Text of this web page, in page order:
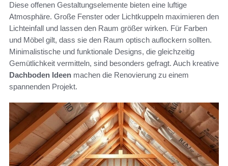
Diese offenen Gestaltungselemente bieten eine luftige
Atmosphäre. Große Fenster oder Lichtkuppeln maximieren den
Lichteinfall und lassen den Raum größer wirken. Für Farben
und Möbel gilt, dass sie den Raum optisch auflockern sollten.
Minimalistische und funktionale Designs, die gleichzeitig
Gemütlichkeit vermitteln, sind besonders gefragt. Auch kreative
Dachboden Ideen machen die Renovierung zu einem
spannenden Projekt.